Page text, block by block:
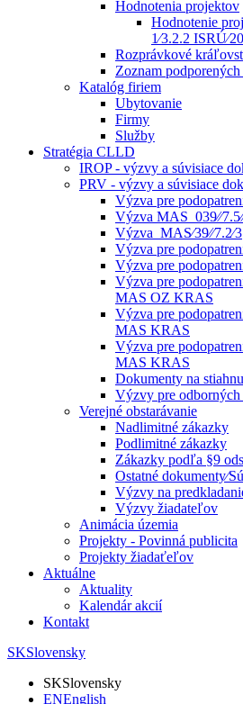
Hodnotenia projektov
Hodnotenie
1⁄3.2.2
Rozprávkové
Zoznam
Katalóg firiem
Ubytovanie
Firmy
Služby
Stratégia CLLD
IROP - výzvy a súvisiace
PRV - výzvy a súvisiace
Výzva pre
Výzva
Výzva_MAS⁄39⁄⁄7.2⁄3
Výzva pre
Výzva pre
Výzva pre
MAS OZ KRAS
Výzva pre
MAS KRAS
Výzva pre
MAS KRAS
Dokumenty na
Výzvy pre
Verejné obstarávanie
Nadlimitné zákazky
Podlimitné zákazky
Zákazky podľa §9
Ostatné
Výzvy na
Výzvy žiadateľov
Animácia územia
Projekty - Povinná publicita
Projekty žiadaťeľov
Aktuálne
Aktuality
Kalendár akcií
Kontakt
SKSlovensky
SKSlovensky
ENEnglish